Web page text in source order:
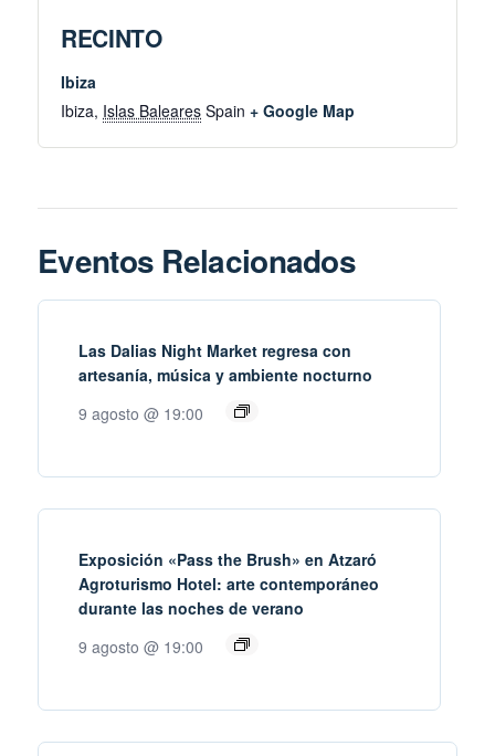
RECINTO
Ibiza
Ibiza, Islas Baleares Spain + Google Map
Eventos Relacionados
Las Dalias Night Market regresa con
artesanía, música y ambiente nocturno
9 agosto @ 19:00
Exposición «Pass the Brush» en Atzaró
Agroturismo Hotel: arte contemporáneo
durante las noches de verano
9 agosto @ 19:00